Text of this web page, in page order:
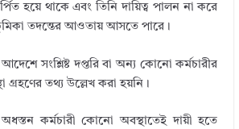
হয়ে থাকে এবং তিনি দায়িত্ব পালন না করে
তদন্তের আওতায় আসতে পারে।
সংশ্লিষ্ট দপ্তরি বা অন্য কোনো কর্মচারীর
গ্রহণের তথ্য উল্লেখ করা হয়নি।
কর্মচারী কোনো অবস্থাতেই দায়ী হতে